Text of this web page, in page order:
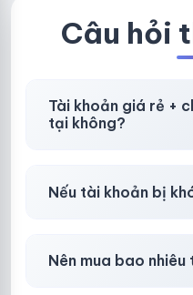
Câu hỏi
Tài khoản giá rẻ +
tại không?
ưu tiên chất lượng,
Nếu tài khoản bị
trợ đổi mới hoặc
Nên mua bao nhiêu